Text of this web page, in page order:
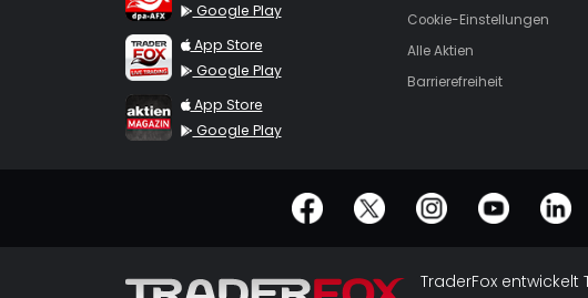
Google Play
TraderFox Live Trading
App Store
Google Play
TraderFox aktien Magazin
App Store
Google Play
Cookie-Einstellungen
Alle Aktien
Barrierefreiheit
offizielle Social Media-Accounts
TraderFox